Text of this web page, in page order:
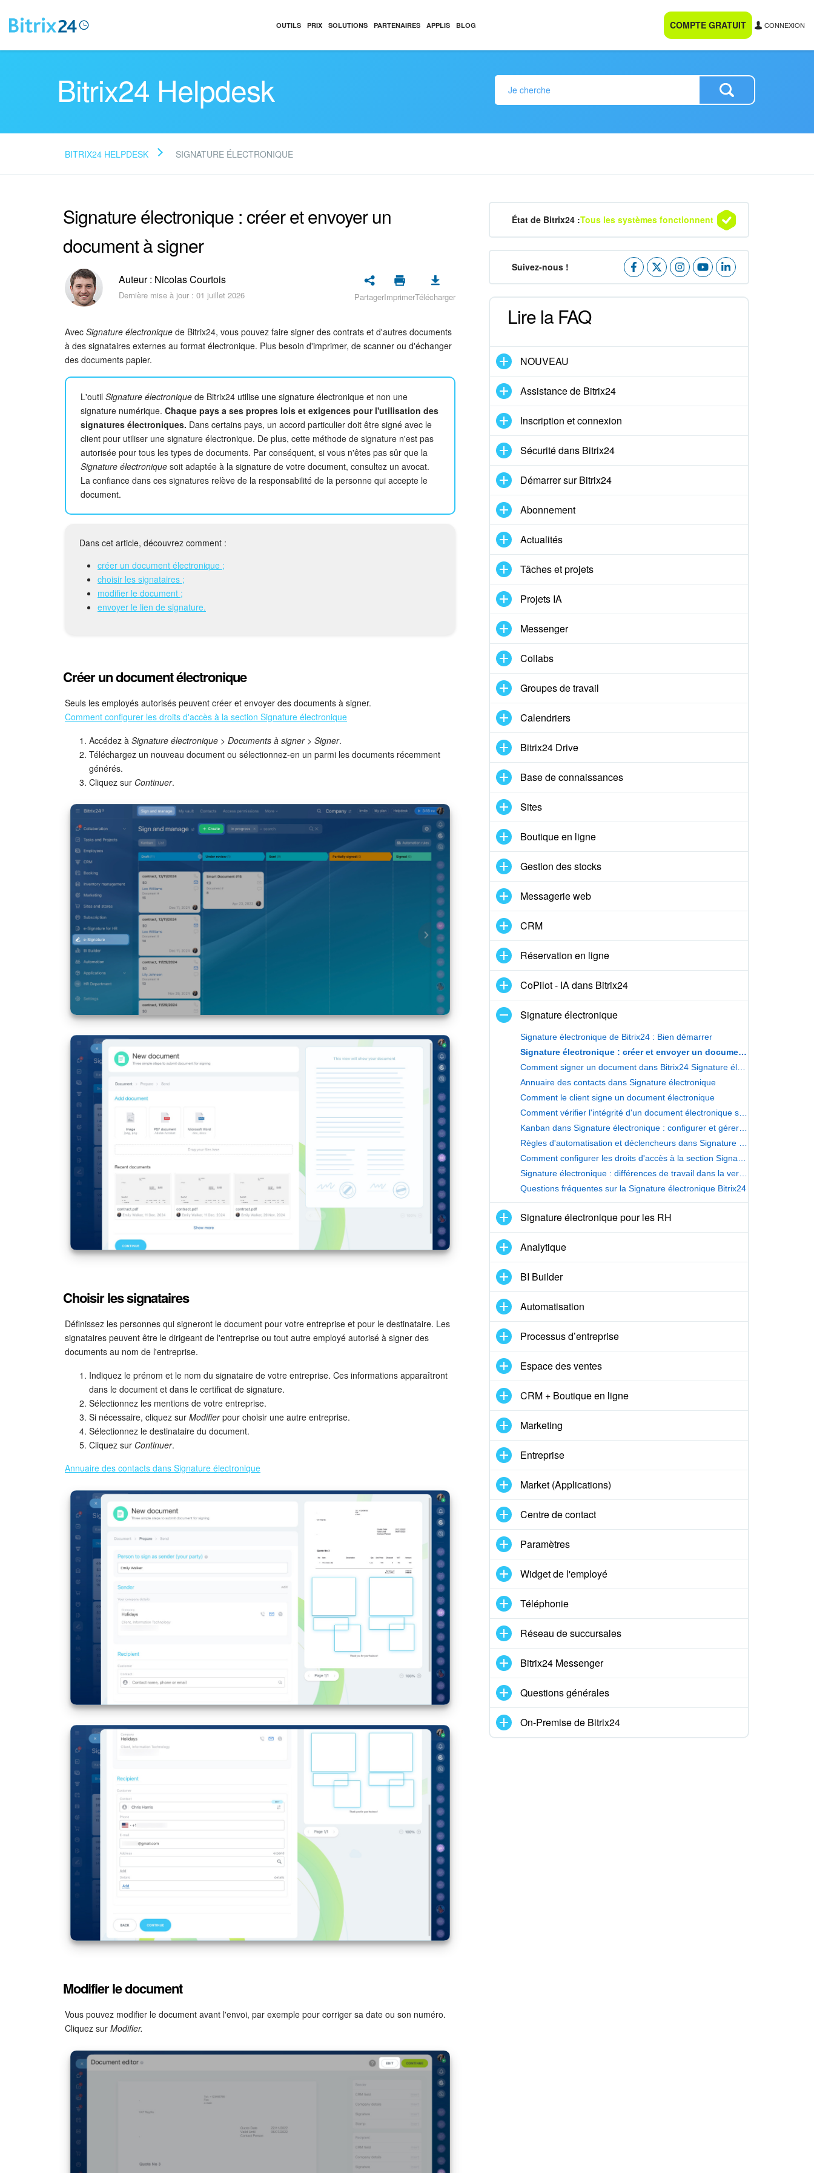
OUTILS PRIX SOLUTIONS PARTENAIRES APPLIS BLOG COMPTE GRATUIT CONNEXION
Bitrix24 Helpdesk
BITRIX24 HELPDESK SIGNATURE ÉLECTRONIQUE
Signature électronique : créer et envoyer un
document à signer
Auteur : Nicolas Courtois
Dernière mise à jour : 01 juillet 2026 PartagerImprimerTélécharger
Avec Signature électronique de Bitrix24, vous pouvez faire signer des contrats et d'autres documents
à des signataires externes au format électronique. Plus besoin d'imprimer, de scanner ou d'échanger
des documents papier.
L'outil Signature électronique de Bitrix24 utilise une signature électronique et non une
signature numérique. Chaque pays a ses propres lois et exigences pour l'utilisation des
signatures électroniques. Dans certains pays, un accord particulier doit être signé avec le
client pour utiliser une signature électronique. De plus, cette méthode de signature n'est pas
autorisée pour tous les types de documents. Par conséquent, si vous n'êtes pas sûr que la
Signature électronique soit adaptée à la signature de votre document, consultez un avocat.
La confiance dans ces signatures relève de la responsabilité de la personne qui accepte le
document.
Dans cet article, découvrez comment :
créer un document électronique ;
choisir les signataires ;
modifier le document ;
envoyer le lien de signature.
Créer un document électronique
Seuls les employés autorisés peuvent créer et envoyer des documents à signer.
Comment configurer les droits d'accès à la section Signature électronique
Accédez à Signature électronique > Documents à signer> Signer.
Téléchargez un nouveau document ou sélectionnez-en un parmi les documents récemment
générés.
Cliquez sur Continuer.
Choisir les signataires
Définissez les personnes qui signeront le document pour votre entreprise et pour le destinataire. Les
signataires peuvent être le dirigeant de l'entreprise ou tout autre employé autorisé à signer des
documents au nom de l'entreprise.
Indiquez le prénom et le nom du signataire de votre entreprise. Ces informations apparaîtront
dans le document et dans le certificat de signature.
Sélectionnez les mentions de votre entreprise.
Si nécessaire, cliquez sur Modifierpour choisir une autre entreprise.
Sélectionnez le destinataire du document.
Cliquez sur Continuer.
Annuaire des contacts dans Signature électronique
Modifier le document
Vous pouvez modifier le document avant l'envoi, par exemple pour corriger sa date ou son numéro.
Cliquez sur Modifier.
État de Bitrix24 :Tous les systèmes fonctionnent
Suivez-nous !
Lire la FAQ
NOUVEAU
Assistance de Bitrix24
Inscription et connexion
Sécurité dans Bitrix24
Démarrer sur Bitrix24
Abonnement
Actualités
Tâches et projets
Projets IA
Messenger
Collabs
Groupes de travail
Calendriers
Bitrix24 Drive
Base de connaissances
Sites
Boutique en ligne
Gestion des stocks
Messagerie web
CRM
Réservation en ligne
CoPilot - IA dans Bitrix24
Signature électronique
Signature électronique de Bitrix24 : Bien démarrer
Signature électronique : créer et envoyer un document à signer
Annuaire des contacts dans Signature électronique
Comment le client signe un document électronique
Questions fréquentes sur la Signature électronique Bitrix24
Signature électronique pour les RH
Analytique
BI Builder
Automatisation
Processus d’entreprise
Espace des ventes
CRM + Boutique en ligne
Marketing
Entreprise
Market (Applications)
Centre de contact
Paramètres
Widget de l'employé
Téléphonie
Réseau de succursales
Bitrix24 Messenger
Questions générales
On-Premise de Bitrix24